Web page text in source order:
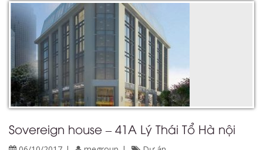
Sovereign house – 41A Lý Thái Tổ Hà nội